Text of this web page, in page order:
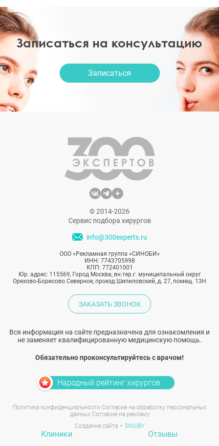
Записаться на консультацию
Записаться
© 2014-2026
Сервис подбора хирургов
info@300experts.ru
ООО «Рекламная группа «СИНОБИ»
ИНН: 7743705998
КПП: 772401001
Юр. адрес: 115569, Город Москва, вн.тер.г. муниципальный округ
Орехово-Борисово Северное, проезд Шипиловский, д. 27, помещ. 13Н
ЗАКАЗАТЬ ЗВОНОК
Вся информация на сайте предназначена для ознакомления и
не заменяет квалифицированную медицинскую помощь.
Обязательно проконсультируйтесь с врачом!
Народный рейтинг хирургов
Политика конфиденциальности Согласие на обработку персональных
данных Согласие на рекламу
Создание сайта – SINOBY
Клиники Отзывы